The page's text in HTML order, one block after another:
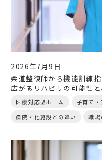
2026年7月9日
柔道整復師から機能訓練
広がるリハビリの可能性
医療対応型ホーム 子育て
病院・他施設との違い
職場